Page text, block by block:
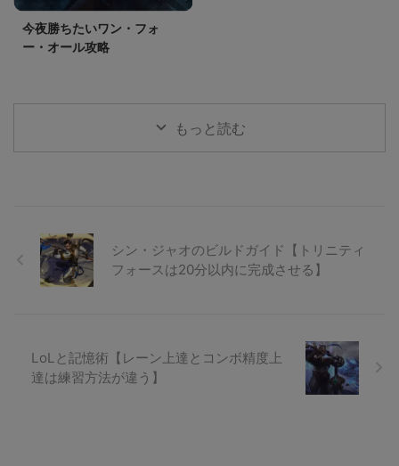
今夜勝ちたいワン・フォ
ー・オール攻略
もっと読む
シン・ジャオのビルドガイド【トリニティ
フォースは20分以内に完成させる】
LoLと記憶術【レーン上達とコンボ精度上
達は練習方法が違う】